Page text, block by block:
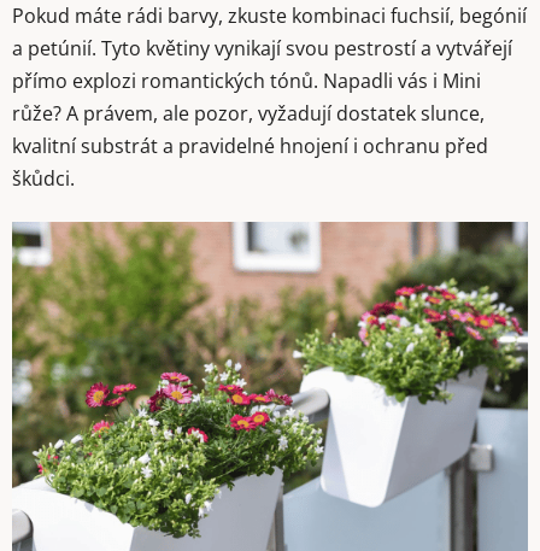
Pokud máte rádi barvy, zkuste kombinaci fuchsií, begónií
a petúnií. Tyto květiny vynikají svou pestrostí a vytvářejí
přímo explozi romantických tónů. Napadli vás i Mini
růže? A právem, ale pozor, vyžadují dostatek slunce,
kvalitní substrát a pravidelné hnojení i ochranu před
škůdci.